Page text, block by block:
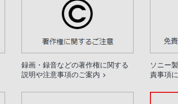
録画・録音などの著作権に関する
説明や注意事項のご案内
ソニー
責事項